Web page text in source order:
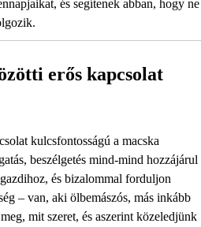
és segítenek abban, hogy ne
erős kapcsolat
kulcsfontosságú a macska
beszélgetés mind-mind hozzájárul
és bizalommal forduljon
– van, aki ölbemászós, más inkább
mit szeret, és aszerint közeledjünk